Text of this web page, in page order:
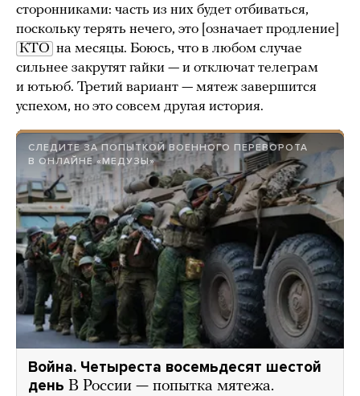
сторонниками: часть из них будет отбиваться,
поскольку терять нечего, это [означает продление]
КТО на месяцы. Боюсь, что в любом случае
сильнее закрутят гайки — и отключат телеграм
и ютьюб. Третий вариант — мятеж завершится
успехом, но это совсем другая история.
СЛЕДИТЕ ЗА ПОПЫТКОЙ ВОЕННОГО ПЕРЕВОРОТА
В ОНЛАЙНЕ «МЕДУЗЫ»
Война. Четыреста восемьдесят шестой
день В России — попытка мятежа.